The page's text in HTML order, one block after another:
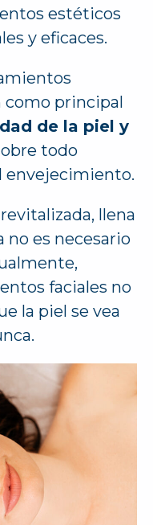
estéticos
y eficaces.
como principal
de la piel y
todo
envejecimiento.
llena
no es necesario
faciales no
la piel se vea